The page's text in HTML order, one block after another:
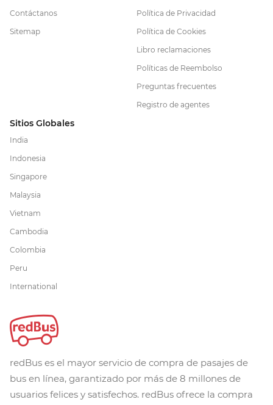
Contáctanos
Sitemap
Política de Privacidad
Política de Cookies
Libro reclamaciones
Políticas de Reembolso
Preguntas frecuentes
Registro de agentes
Sitios Globales
India
Indonesia
Singapore
Malaysia
Vietnam
Cambodia
Colombia
Peru
International
redBus es el mayor servicio de compra de pasajes de
bus en línea, garantizado por más de 8 millones de
usuarios felices y satisfechos. redBus ofrece la compra